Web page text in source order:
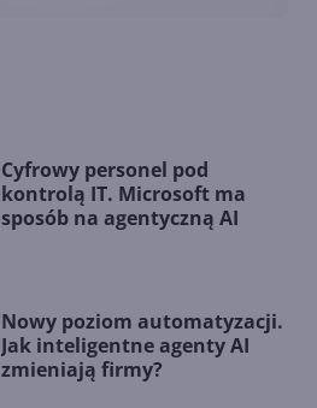
Cyfrowy personel pod
kontrolą IT. Microsoft ma
sposób na agentyczną AI
Nowy poziom automatyzacji.
Jak inteligentne agenty AI
zmieniają firmy?